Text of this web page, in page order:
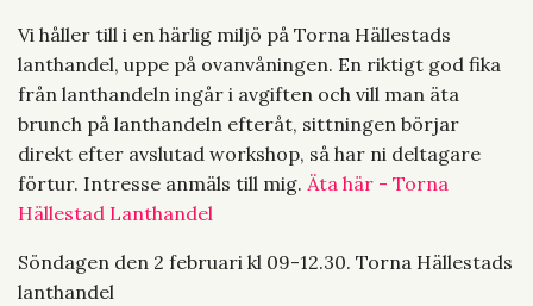
Vi håller till i en härlig miljö på Torna Hällestads
lanthandel, uppe på ovanvåningen. En riktigt god fika
från lanthandeln ingår i avgiften och vill man äta
brunch på lanthandeln efteråt, sittningen börjar
direkt efter avslutad workshop, så har ni deltagare
förtur. Intresse anmäls till mig. Äta här - Torna
Hällestad Lanthandel
Söndagen den 2 februari kl 09-12.30. Torna Hällestads
lanthandel